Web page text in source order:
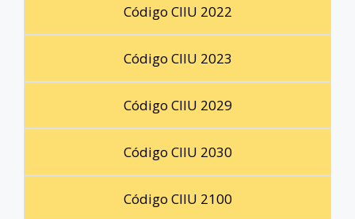
Código CIIU 2022
Código CIIU 2023
Código CIIU 2029
Código CIIU 2030
Código CIIU 2100